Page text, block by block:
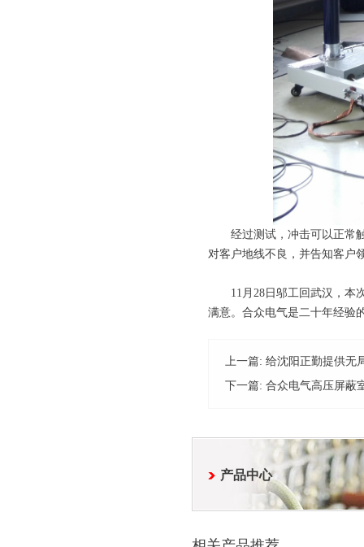
经过测试，冲击可以正常触
对客户地线不良，并告知客户
11月28日邬工回武汉，本次
满意。合众电气是二十年经验
上一篇: 给沈阳正勤提供无
下一篇: 合众电气高压屏蔽
产品中心